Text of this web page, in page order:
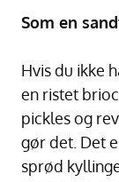
Som en
Hvis du ikke
en ristet
pickles og
gør det. Det
sprød